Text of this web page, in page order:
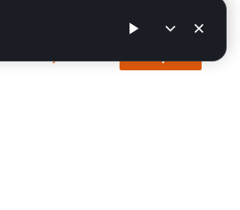
2026 en Vigo: programa completo,
deportes y todo lo que
Al continuar utilizando este sitio
para el uso de cookies. Visite